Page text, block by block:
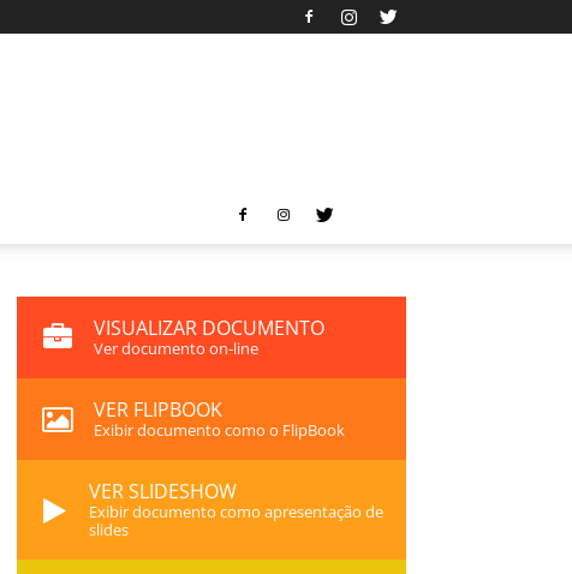
VISUALIZAR DOCUMENTO
Ver documento on-line
VER FLIPBOOK
Exibir documento como o FlipBook
VER SLIDESHOW
Exibir documento como apresentação de
slides